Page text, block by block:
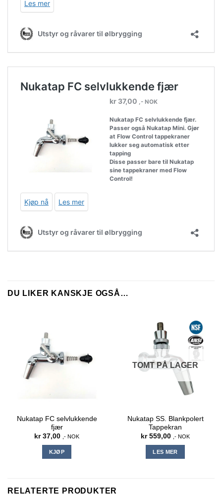
DU LIKER KANSKJE OGSÅ…
Nukatap FC selvlukkende
fjær
kr37,00 ,- NOK
KJØP
TOMT PÅ LAGER
Nukatap SS. Blankpolert
Tappekran
kr559,00 ,- NOK
LES MER
RELATERTE PRODUKTER